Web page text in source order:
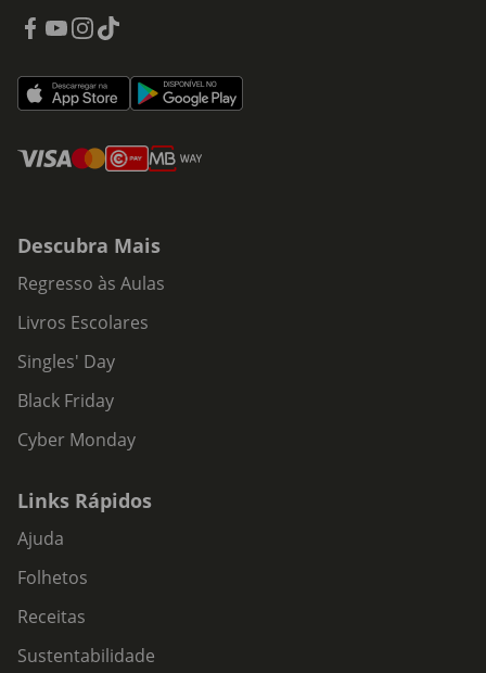
Descubra Mais
Regresso às Aulas
Livros Escolares
Singles' Day
Black Friday
Cyber Monday
Links Rápidos
Ajuda
Folhetos
Receitas
Sustentabilidade